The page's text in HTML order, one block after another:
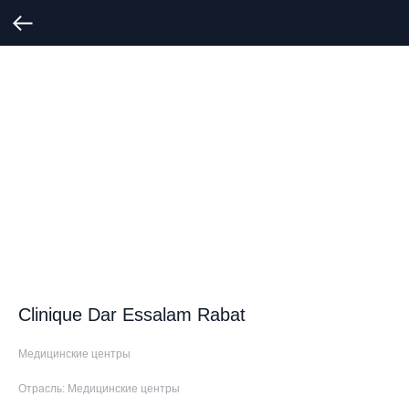
Clinique Dar Essalam Rabat
Медицинские центры
Отрасль: Медицинские центры